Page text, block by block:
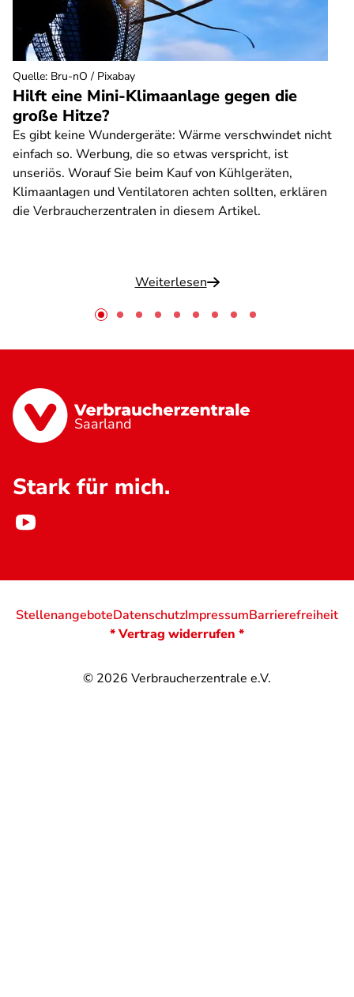
Hilft eine Mini-Klimaanlage gegen die
große Hitze?
Es gibt keine Wundergeräte: Wärme verschwindet nicht
einfach so. Werbung, die so etwas verspricht, ist
unseriös. Worauf Sie beim Kauf von Kühlgeräten,
Klimaanlagen und Ventilatoren achten sollten, erklären
die Verbraucherzentralen in diesem Artikel.
Weiterlesen
Quelle: Bru-nO / Pixabay
Saarland
Stark für mich.
© 2026 Verbraucherzentrale e.V.
StellenangeboteDatenschutzImpressumBarrierefreiheit
* Vertrag widerrufen *